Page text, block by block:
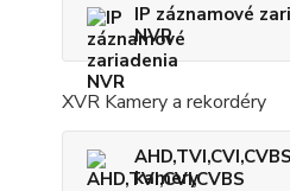
IP záznamové
NVR
XVR Kamery a rekordéry
AHD,TVI,CVI,CVBS
kamery